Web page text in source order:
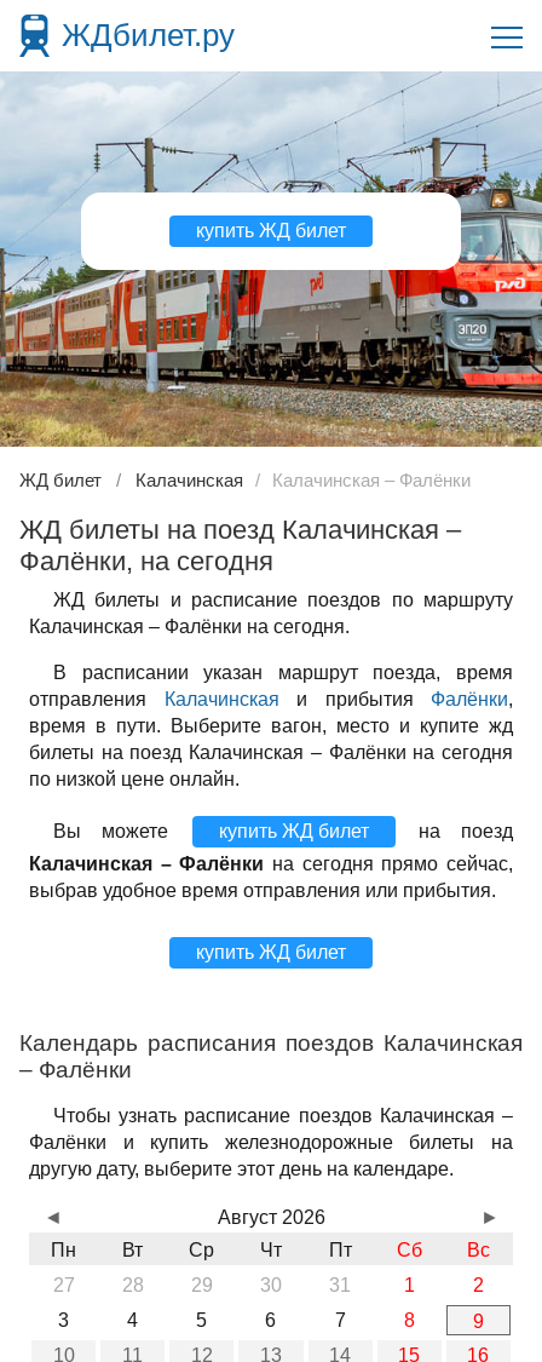
ЖДбилет.ру
купить ЖД билет
ЖД билет Калачинская Калачинская – Фалёнки
ЖД билеты на поезд Калачинская –
Фалёнки, на сегодня
ЖД билеты и расписание поездов по маршруту
Калачинская – Фалёнки на сегодня.
В расписании указан маршрут поезда, время
отправления
Калачинская и прибытия Фалёнки,
время в пути. Выберите вагон, место и купите жд
билеты на поезд Калачинская – Фалёнки на сегодня
по низкой цене онлайн.
Вы можете купить ЖД билет
на поезд
Калачинская – Фалёнки на сегодня прямо сейчас,
выбрав удобное время отправления или прибытия.
купить ЖД билет
Календарь расписания поездов Калачинская
– Фалёнки
Чтобы узнать расписание поездов Калачинская –
Фалёнки и купить железнодорожные билеты на
другую дату, выберите этот день на календаре.
Август 2026
Пн
Вт Ср Чт Пт Сб
Вс
27
28 29 30 31 1
2
3
4 5 6 7 8
9
10
11 12 13 14 15
16
◄ ►